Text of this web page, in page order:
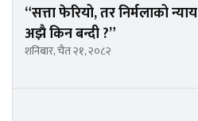
“सत्ता फेरियो, तर निर्मलाको न्याय
अझै किन बन्दी ?”
शनिबार, चैत २१, २०८२